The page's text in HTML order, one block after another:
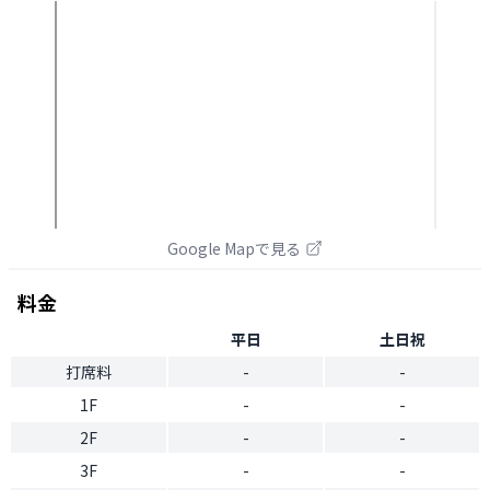
Google Mapで見る
料金
平日
土日祝
打席料
-
-
1F
-
-
2F
-
-
3F
-
-